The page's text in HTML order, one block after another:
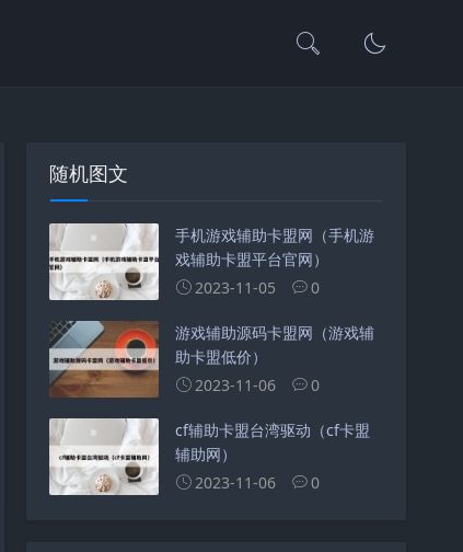
随机图文
手机游戏辅助卡盟网（手机游
戏辅助卡盟平台官网）
2023-11-05
0
游戏辅助源码卡盟网（游戏辅
助卡盟低价）
2023-11-06
0
cf辅助卡盟台湾驱动（cf卡盟
辅助网）
2023-11-06
0